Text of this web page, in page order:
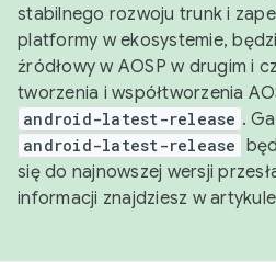
stabilnego rozwoju trunk i
platformy w ekosystemie,
źródłowy w AOSP w drugim i
tworzenia i współtworzenia
android-latest-release .
android-latest-release
się do najnowszej wersji
informacji znajdziesz w artykule